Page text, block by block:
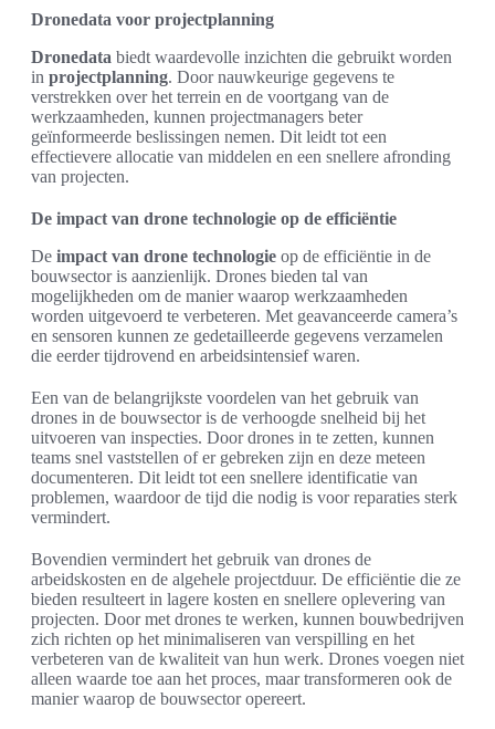
Dronedata voor projectplanning
Dronedata biedt waardevolle inzichten die gebruikt worden
in projectplanning. Door nauwkeurige gegevens te
verstrekken over het terrein en de voortgang van de
werkzaamheden, kunnen projectmanagers beter
geïnformeerde beslissingen nemen. Dit leidt tot een
effectievere allocatie van middelen en een snellere afronding
van projecten.
De impact van drone technologie op de efficiëntie
De impact van drone technologie op de efficiëntie in de
bouwsector is aanzienlijk. Drones bieden tal van
mogelijkheden om de manier waarop werkzaamheden
worden uitgevoerd te verbeteren. Met geavanceerde camera’s
en sensoren kunnen ze gedetailleerde gegevens verzamelen
die eerder tijdrovend en arbeidsintensief waren.
Een van de belangrijkste voordelen van het gebruik van
drones in de bouwsector is de verhoogde snelheid bij het
uitvoeren van inspecties. Door drones in te zetten, kunnen
teams snel vaststellen of er gebreken zijn en deze meteen
documenteren. Dit leidt tot een snellere identificatie van
problemen, waardoor de tijd die nodig is voor reparaties sterk
vermindert.
Bovendien vermindert het gebruik van drones de
arbeidskosten en de algehele projectduur. De efficiëntie die ze
bieden resulteert in lagere kosten en snellere oplevering van
projecten. Door met drones te werken, kunnen bouwbedrijven
zich richten op het minimaliseren van verspilling en het
verbeteren van de kwaliteit van hun werk. Drones voegen niet
alleen waarde toe aan het proces, maar transformeren ook de
manier waarop de bouwsector opereert.